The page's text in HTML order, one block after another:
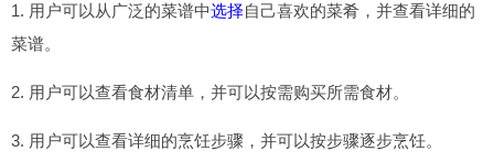
1. 用户可以从广泛的菜谱中选择自己喜欢的菜肴，并查看详细的
菜谱。
2. 用户可以查看食材清单，并可以按需购买所需食材。
3. 用户可以查看详细的烹饪步骤，并可以按步骤逐步烹饪。